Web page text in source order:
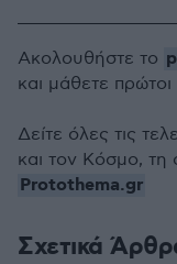
Σχετικά
Ακολουθήστε το
και μάθετε πρώτοι
Δείτε όλες τις
και τον Κόσμο, τη
Protothema.gr